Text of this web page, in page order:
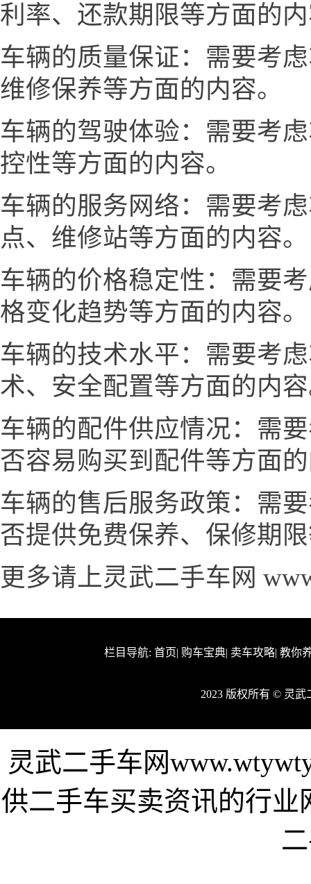
利率、还款期限等方面的
车辆的质量保证：需要考
维修保养等方面的内容。
车辆的驾驶体验：需要考
控性等方面的内容。
车辆的服务网络：需要考
点、维修站等方面的内容。
车辆的价格稳定性：需要
格变化趋势等方面的内容。
车辆的技术水平：需要考
术、安全配置等方面的内
车辆的配件供应情况：需
否容易购买到配件等方面
车辆的售后服务政策：需
否提供免费保养、保修期
更多请上灵武二手车网
栏目导航: 首页| 购车宝典| 卖车攻略| 教你
2023 版权所有 © 灵
灵武二手车网
供二手车买卖资讯的行